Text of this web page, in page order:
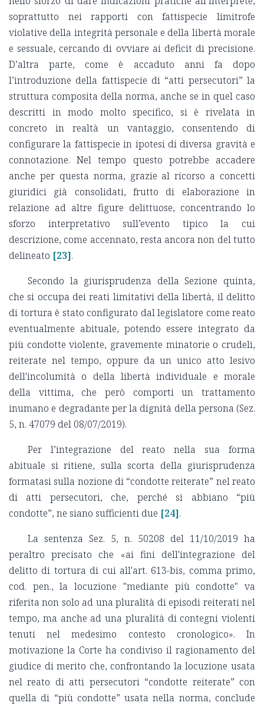
soprattutto nei rapporti con fattispecie limitrofe
violative della integrità personale e della libertà morale
e sessuale, cercando di ovviare ai deficit di precisione.
D’altra parte, come è accaduto anni fa dopo
l’introduzione della fattispecie di “atti persecutori” la
struttura composita della norma, anche se in quel caso
descritti in modo molto specifico, si è rivelata in
concreto in realtà un vantaggio, consentendo di
configurare la fattispecie in ipotesi di diversa gravità e
connotazione. Nel tempo questo potrebbe accadere
anche per questa norma, grazie al ricorso a concetti
giuridici già consolidati, frutto di elaborazione in
relazione ad altre figure delittuose, concentrando lo
sforzo interpretativo sull’evento tipico la cui
descrizione, come accennato, resta ancora non del tutto
delineato [23].
Secondo la giurisprudenza della Sezione quinta,
che si occupa dei reati limitativi della libertà, il delitto
di tortura è stato configurato dal legislatore come reato
eventualmente abituale, potendo essere integrato da
più condotte violente, gravemente minatorie o crudeli,
reiterate nel tempo, oppure da un unico atto lesivo
dell'incolumità o della libertà individuale e morale
della vittima, che però comporti un trattamento
inumano e degradante per la dignità della persona (Sez.
5, n. 47079 del 08/07/2019).
Per l’integrazione del reato nella sua forma
abituale si ritiene, sulla scorta della giurisprudenza
formatasi sulla nozione di “condotte reiterate” nel reato
di atti persecutori, che, perché si abbiano “più
condotte”, ne siano sufficienti due [24].
La sentenza Sez. 5, n. 50208 del 11/10/2019 ha
peraltro precisato che «ai fini dell'integrazione del
delitto di tortura di cui all'art. 613-bis, comma primo,
cod. pen., la locuzione "mediante più condotte" va
riferita non solo ad una pluralità di episodi reiterati nel
tempo, ma anche ad una pluralità di contegni violenti
tenuti nel medesimo contesto cronologico». In
motivazione la Corte ha condiviso il ragionamento del
giudice di merito che, confrontando la locuzione usata
nel reato di atti persecutori “condotte reiterate” con
quella di “più condotte” usata nella norma, conclude